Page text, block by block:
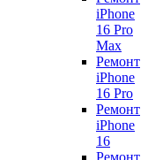
iPhone
16 Pro
Max
Ремонт
iPhone
16 Pro
Ремонт
iPhone
16
Ремонт